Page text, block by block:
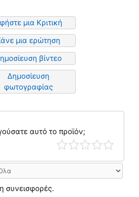
μια Κριτική
μια ερώτηση
βίντεο
Δημοσίευση
φωτογραφίας
αυτό το προϊόν;
συνεισφορές.